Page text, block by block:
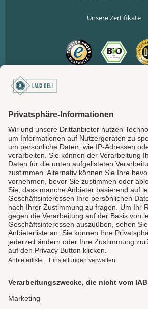
Unsere Zertifikate
SICHER BEZAHLEN
LAUX DELI
SERVICE
GENIESSEN
UNSERE LIEBLINGE